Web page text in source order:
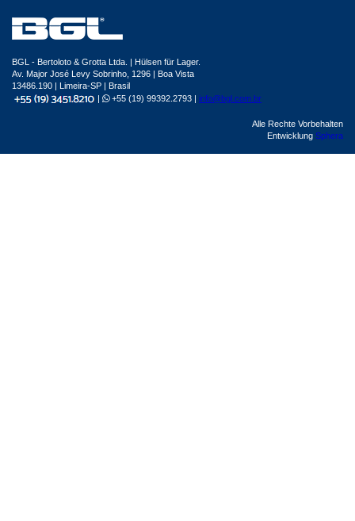
BGL - Bertoloto & Grotta Ltda. | Hülsen für Lager.
Av. Major José Levy Sobrinho, 1296 | Boa Vista
13486.190 | Limeira-SP | Brasil
|
+55 (19) 99392.2793 | info@bgl.com.br
Alle Rechte Vorbehalten
Entwicklung Sphera